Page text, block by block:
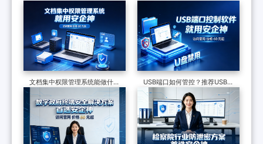
可审计
安全超有效
文档集中权限管理系统能做什
么？七大功能，了解企业数据安
全的最后一道防线
USB端口如何管控？推荐USB管
控软件，7个措施管控USB端口